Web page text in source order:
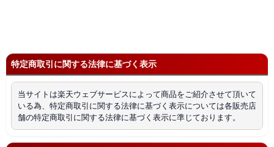
特定商取引に関する法律に基づく表示
当サイトは楽天ウェブサービスによって商品をご紹介させて頂いて
いる為、特定商取引に関する法律に基づく表示については各販売店
舗の特定商取引に関する法律に基づく表示に準じております。